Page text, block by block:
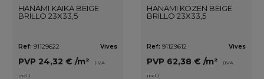
HANAMI KAIKA BEIGE
BRILLO 23X33,5
Ref: 91129622 Vives
PVP 24,32 € /m² (IVA
incl.)
HANAMI KOZEN BEIGE
BRILLO 23X33,5
Ref: 91129612 Vives
PVP 62,38 € /m² (IVA
incl.)